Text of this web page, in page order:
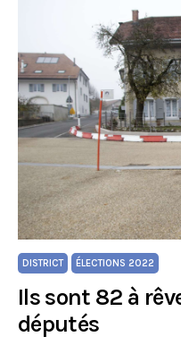
DISTRICT ÉLECTIONS 2022
Ils sont 82 à
députés